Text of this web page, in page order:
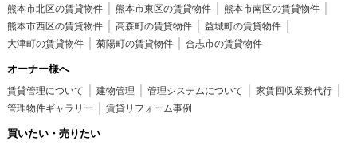
熊本市北区の賃貸物件
熊本市東区の賃貸物件
熊本市南区の賃貸物件
熊本市西区の賃貸物件
高森町の賃貸物件
益城町の賃貸物件
大津町の賃貸物件
菊陽町の賃貸物件 合志市の賃貸物件
オーナー様へ
賃貸管理について 建物管理 管理システムについて
家賃回収業務代行
管理物件ギャラリー
賃貸リフォーム事例
買いたい・売りたい